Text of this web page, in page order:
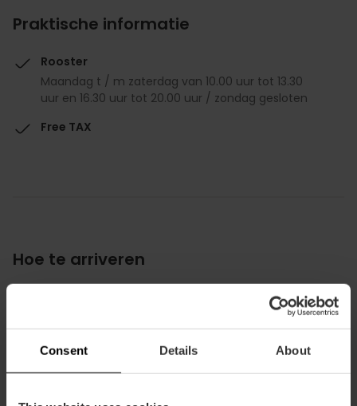
Consent Details About
Praktische informatie
Rooster
Maandag t / m zaterdag van 10.00 uur tot 13.30
uur en 16.30 uur tot 20.00 uur / zondag gesloten
Free TAX
Hoe te arriveren